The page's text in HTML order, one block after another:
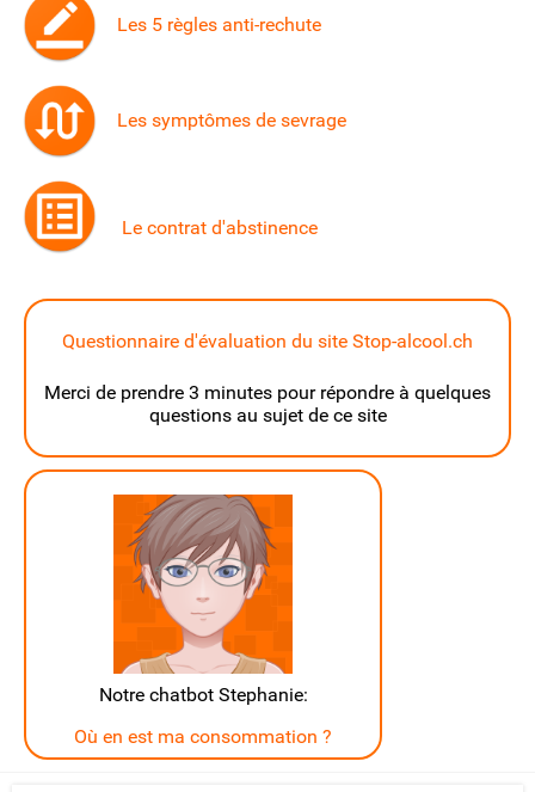
Les 5 règles anti-rechute
Les symptômes de sevrage
Le contrat d'abstinence
Questionnaire d'évaluation du site Stop-alcool.ch
Merci de prendre 3 minutes pour répondre à quelques
questions au sujet de ce site
Notre chatbot Stephanie:
Où en est ma consommation ?